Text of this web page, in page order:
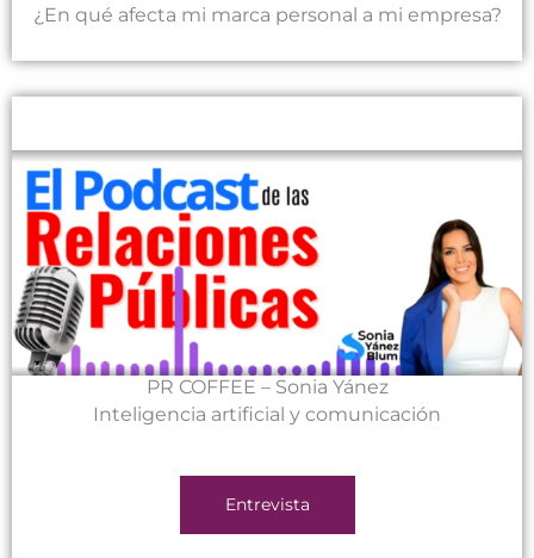
¿En qué afecta mi marca personal a mi empresa?
PR COFFEE – Sonia Yánez
Inteligencia artificial y comunicación
Entrevista